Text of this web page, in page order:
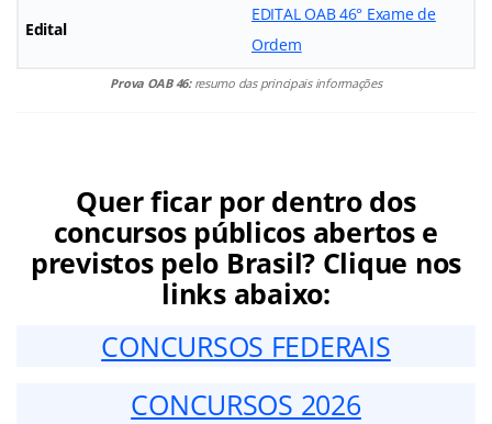
Edital
EDITAL OAB 46° Exame de
Ordem
Prova OAB 46: resumo das principais informações
Quer ficar por dentro dos
concursos públicos abertos e
previstos pelo Brasil? Clique nos
links abaixo:
CONCURSOS FEDERAIS
CONCURSOS 2026